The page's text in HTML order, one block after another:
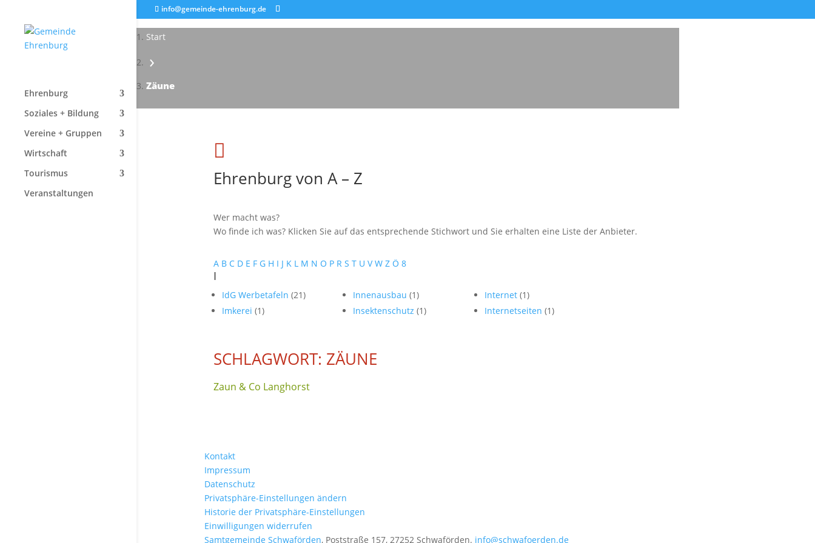
info@gemeinde-ehrenburg.de
Ehrenburg
Soziales + Bildung
Vereine + Gruppen
Wirtschaft
Tourismus
Veranstaltungen
Start
›
Zäune

Ehrenburg von A – Z
Wer macht was?
Wo finde ich was? Klicken Sie auf das entsprechende Stichwort und Sie erhalten eine Liste der Anbieter.
A B C D E F G H I J K L M N O P R S T U V W Z Ö 8
I
IdG Werbetafeln (21)
Imkerei (1)
Innenausbau(1)
Insektenschutz(1)
Internet (1)
Internetseiten (1)
SCHLAGWORT: ZÄUNE
Zaun & Co Langhorst
Kontakt
Impressum
Datenschutz
Privatsphäre-Einstellungen ändern
Historie der Privatsphäre-Einstellungen
Einwilligungen widerrufen
Samtgemeinde Schwaförden, Poststraße 157, 27252 Schwaförden. info@schwafoerden.de